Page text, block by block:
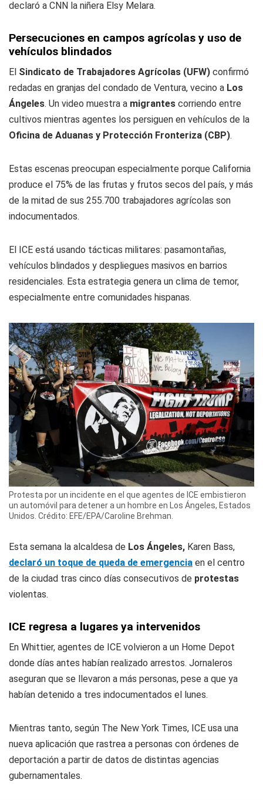
declaró a CNN la niñera Elsy Melara.
Persecuciones en campos agrícolas y uso de
vehículos blindados
El Sindicato de Trabajadores Agrícolas (UFW) confirmó
redadas en granjas del condado de Ventura, vecino a Los
Ángeles. Un video muestra a migrantes corriendo entre
cultivos mientras agentes los persiguen en vehículos de la
Oficina de Aduanas y Protección Fronteriza (CBP).
Estas escenas preocupan especialmente porque California
produce el 75% de las frutas y frutos secos del país, y más
de la mitad de sus 255.700 trabajadores agrícolas son
indocumentados.
El ICE está usando tácticas militares: pasamontañas,
vehículos blindados y despliegues masivos en barrios
residenciales. Esta estrategia genera un clima de temor,
especialmente entre comunidades hispanas.
Protesta por un incidente en el que agentes de ICE embistieron
un automóvil para detener a un hombre en Los Ángeles, Estados
Unidos. Crédito: EFE/EPA/Caroline Brehman.
Esta semana la alcaldesa de Los Ángeles, Karen Bass,
declaró un toque de queda de emergencia en el centro
de la ciudad tras cinco días consecutivos de protestas
violentas.
ICE regresa a lugares ya intervenidos
En Whittier, agentes de ICE volvieron a un Home Depot
donde días antes habían realizado arrestos. Jornaleros
aseguran que se llevaron a más personas, pese a que ya
habían detenido a tres indocumentados el lunes.
Mientras tanto, según The New York Times, ICE usa una
nueva aplicación que rastrea a personas con órdenes de
deportación a partir de datos de distintas agencias
gubernamentales.